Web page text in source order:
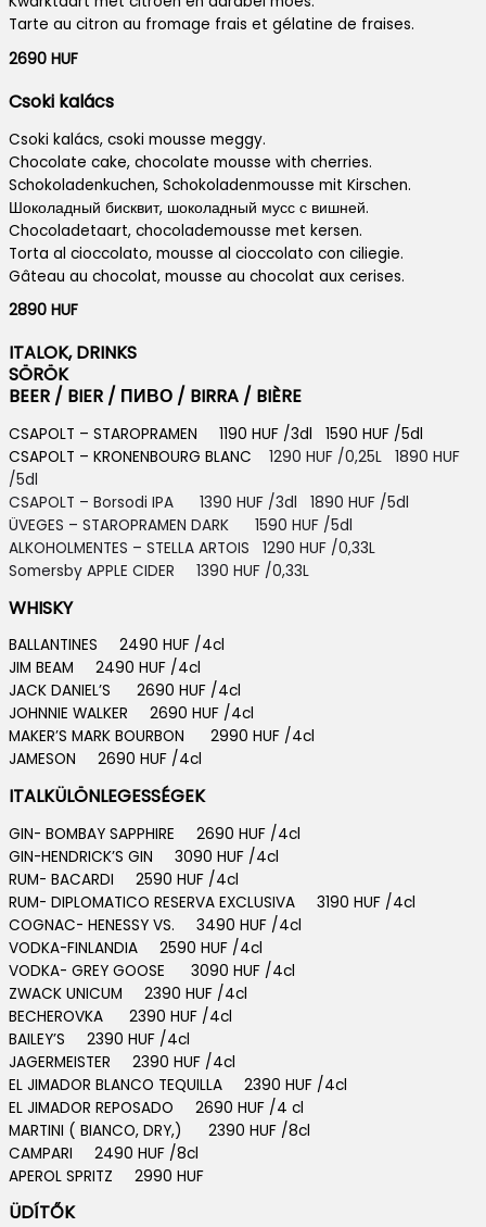
Tarte au citron au fromage frais et gélatine de fraises.
2690 HUF
Csoki kalács
Csoki kalács, csoki mousse meggy.
Chocolate cake, chocolate mousse with cherries.
Schokoladenkuchen, Schokoladenmousse mit Kirschen.
Шоколадный бисквит, шоколадный мусс с вишней.
Chocoladetaart, chocolademousse met kersen.
Torta al cioccolato, mousse al cioccolato con ciliegie.
Gâteau au chocolat, mousse au chocolat aux cerises.
2890 HUF
ITALOK, DRINKS
SÖRÖK
BEER / BIER / ПИВО / BIRRA / BIÈRE
CSAPOLT – STAROPRAMEN 1190 HUF /3dl 1590 HUF /5dl
CSAPOLT – KRONENBOURG BLANC 1290 HUF /0,25L 1890 HUF
/5dl
CSAPOLT – Borsodi IPA 1390 HUF /3dl 1890 HUF /5dl
ÜVEGES – STAROPRAMEN DARK 1590 HUF /5dl
ALKOHOLMENTES – STELLA ARTOIS 1290 HUF /0,33L
Somersby APPLE CIDER 1390 HUF /0,33L
WHISKY
BALLANTINES 2490 HUF /4cl
JIM BEAM 2490 HUF /4cl
JACK DANIEL’S 2690 HUF /4cl
JOHNNIE WALKER 2690 HUF /4cl
MAKER’S MARK BOURBON 2990 HUF /4cl
JAMESON 2690 HUF /4cl
ITALKÜLÖNLEGESSÉGEK
GIN- BOMBAY SAPPHIRE 2690 HUF /4cl
GIN-HENDRICK’S GIN 3090 HUF /4cl
RUM- BACARDI 2590 HUF /4cl
RUM- DIPLOMATICO RESERVA EXCLUSIVA 3190 HUF /4cl
COGNAC- HENESSY VS. 3490 HUF /4cl
VODKA-FINLANDIA 2590 HUF /4cl
VODKA- GREY GOOSE 3090 HUF /4cl
ZWACK UNICUM 2390 HUF /4cl
BECHEROVKA 2390 HUF /4cl
BAILEY’S 2390 HUF /4cl
JAGERMEISTER 2390 HUF /4cl
EL JIMADOR BLANCO TEQUILLA 2390 HUF /4cl
EL JIMADOR REPOSADO 2690 HUF /4 cl
MARTINI ( BIANCO, DRY,) 2390 HUF /8cl
CAMPARI 2490 HUF /8cl
APEROL SPRITZ 2990 HUF
ÜDÍTŐK